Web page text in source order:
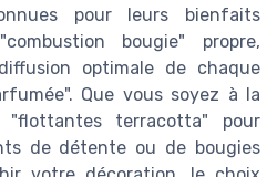
pour leurs bienfaits
bougie" propre,
optimale de chaque
Que vous soyez à la
"flottantes terracotta" pour
de détente ou de bougies